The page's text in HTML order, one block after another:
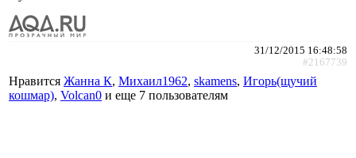
31/12/2015 16:48:58
#2167739
Нравится Жанна К, Михаил1962, skamens, Игорь(щучий
кошмар), Volcan0 и еще 7 пользователям